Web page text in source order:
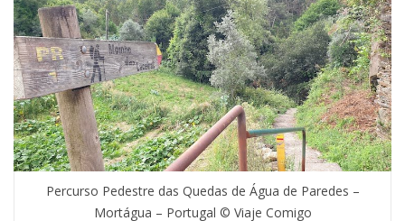
Percurso Pedestre das Quedas de Água de Paredes –
Mortágua – Portugal © Viaje Comigo